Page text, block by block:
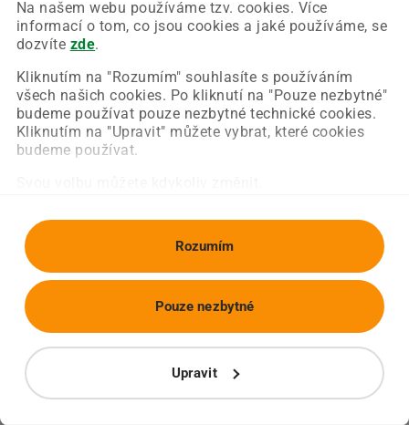
Na našem webu používáme tzv. cookies. Více
informací o tom, co jsou cookies a jaké používáme, se
dozvíte zde.
Kliknutím na "Rozumím" souhlasíte s používáním
všech našich cookies. Po kliknutí na "Pouze nezbytné"
budeme používat pouze nezbytné technické cookies.
Kliknutím na "Upravit" můžete vybrat, které cookies
budeme používat.
Rozumím
Upravit
Pouze nezbytné
Chyba nastala na naší straně a už ji opravujeme.
Zkuste prosím znovu načíst požadovanou stránku.
Obnovit stránku Úvodní strana